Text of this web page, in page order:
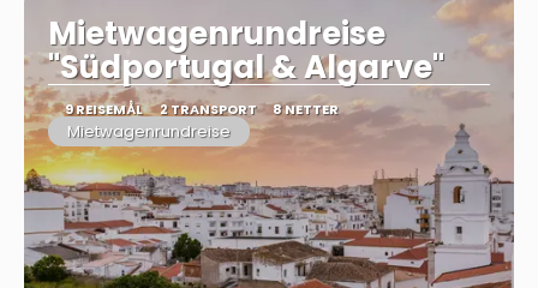
Mietwagenrundreise
"Südportugal & Algarve"
9 REISEMÅL 2 TRANSPORT 8 NETTER
Mietwagenrundreise